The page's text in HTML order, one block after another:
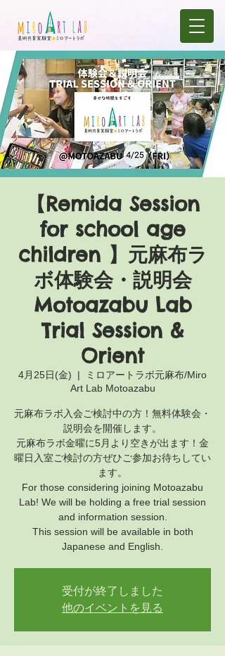
【Remida Session
for school age
children 】元麻布ラ
ボ体験会・説明会
Motoazabu Lab
Trial Session &
Orient
4月25日(金)
  |
ミロアートラボ元麻布/Miro
Art Lab Motoazabu
元麻布ラボ入会ご検討中の方！無料体験会・
説明会を開催します。
元麻布ラボ金曜に5月より空きが出ます！金
曜日入室ご検討の方ぜひご参加お待ちしてい
ます。
For those considering joining Motoazabu
Lab! We will be holding a free trial session
and information session.
This session will be available in both
Japanese and English.
受付が終了しました
他のイベントを見る